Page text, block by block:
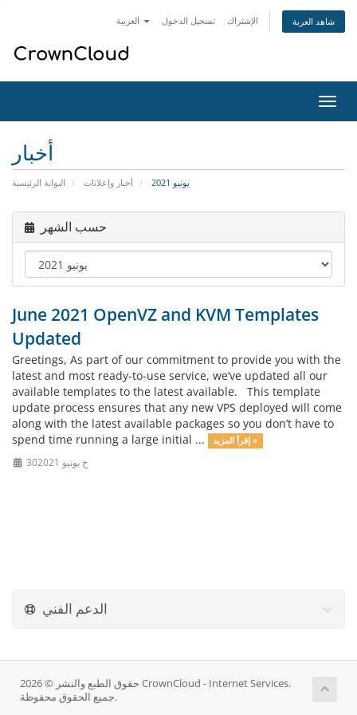
تسجيل الدخول الإشتراك شاهد العربة
تبديل
التنقل
أخبار
البوابة الرئيسية أخبار وإعلانات يونيو 2021
حسب الشهر
June 2021 OpenVZ and KVM Templates
Updated
Greetings, As part of our commitment to provide you with the
latest and most ready-to-use service, we’ve updated all our
available templates to the latest available. This template
update process ensures that any new VPS deployed will come
along with the latest available packages so you don’t have to
spend time running a large initial ...
إقرأ المزيد »
30خ يونيو 2021
الدعم الفني
حقوق الطبع والنشر © 2026 CrownCloud - Internet Services.
جميع الحقوق محفوظة.